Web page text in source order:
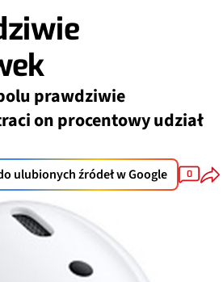
prawdziwie
on procentowy udział
ulubionych źródeł w Google 0